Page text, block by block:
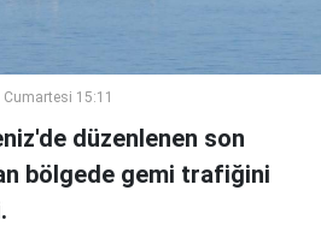
15:11
düzenlenen son
bölgede gemi trafiğini